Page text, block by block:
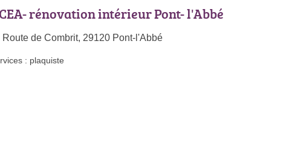
rénovation intérieur Pont- l'Abbé
Route de Combrit, 29120 Pont-l'Abbé
: plaquiste